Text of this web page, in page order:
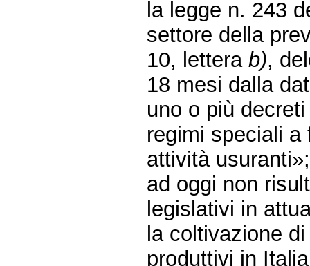
la legge n. 243
settore della
10, letterab),
18 mesi dalla
uno o più
regimi speciali a
attività usuranti»;
ad oggi non
legislativi in
la coltivazione
produttivi in